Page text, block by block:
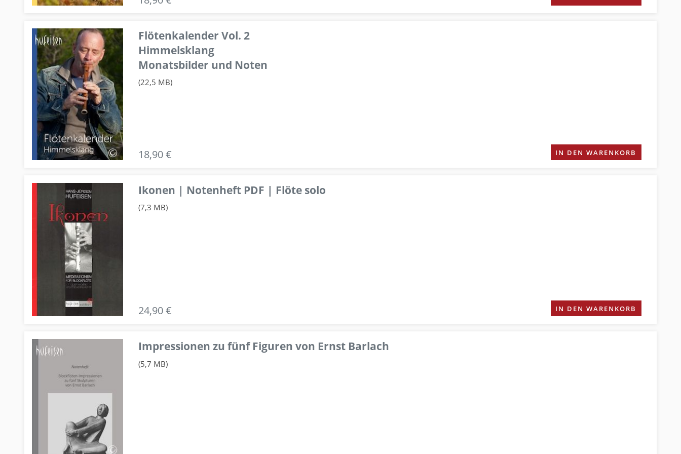
Flötenkalender Vol. 2
Himmelsklang
Monatsbilder und Noten
(22,5 MB)
18,90 € IN DEN WARENKORB
Ikonen | Notenheft PDF | Flöte solo
(7,3 MB)
24,90 € IN DEN WARENKORB
Impressionen zu fünf Figuren von Ernst Barlach
(5,7 MB)